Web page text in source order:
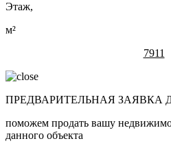
Этаж,
м²
7911
ПРЕДВАРИТЕЛЬНАЯ ЗАЯВКА
поможем продать вашу
данного объекта